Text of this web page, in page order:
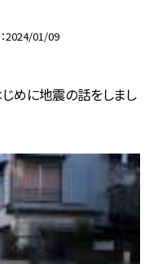
2024/01/09
めに地震の話をしまし